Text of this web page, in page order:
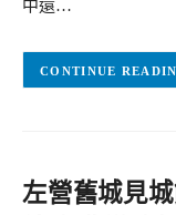
中還…
CONTINUE
左營舊城見